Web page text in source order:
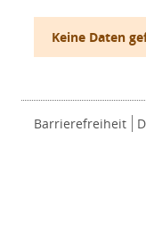
Keine Daten
Barrierefreiheit